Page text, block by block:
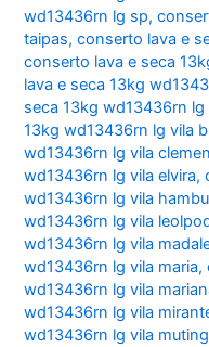
wd13436rn lg sp,
taipas,conserto lava e
conserto lava e seca
lava e seca 13kg
seca 13kg wd13436rn lg
13kg wd13436rn lg vila
wd13436rn lg vila
wd13436rn lg vila elvira,
wd13436rn lg vila
wd13436rn lg vila
wd13436rn lg vila
wd13436rn lg vila maria,
wd13436rn lg vila
wd13436rn lg vila
wd13436rn lg vila